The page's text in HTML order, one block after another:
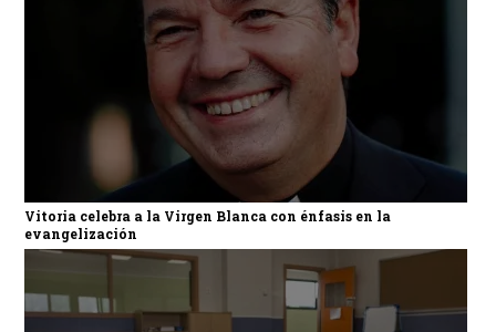
Vitoria celebra a la Virgen Blanca con énfasis en la
evangelización